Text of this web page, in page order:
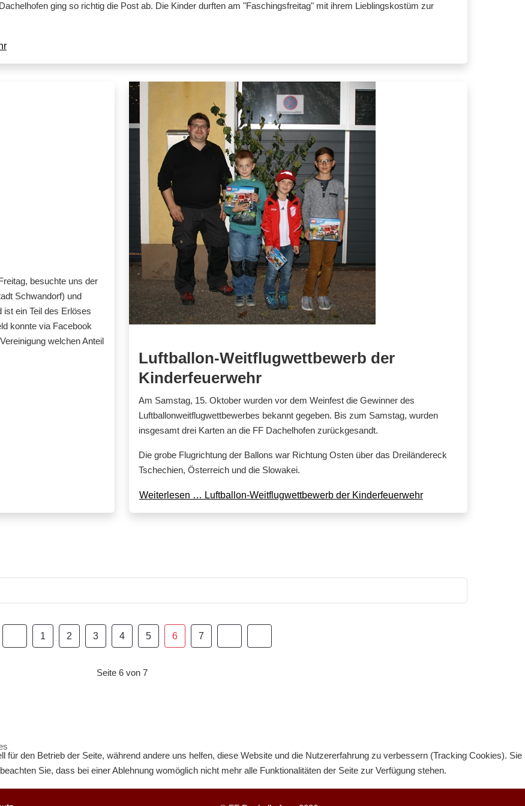
ging so richtig die Post ab. Die Kinder durften am "Faschingsfreitag" mit ihrem Lieblingskostüm zur
besuchte uns der
Schwandorf) und
ein Teil des Erlöses
konnte via Facebook
welchen Anteil
Luftballon-Weitflugwettbewerb der
Kinderfeuerwehr
Am Samstag, 15. Oktober wurden vor dem Weinfest die Gewinner des
Luftballonweitflugwettbewerbes bekannt gegeben. Bis zum Samstag, wurden
insgesamt drei Karten an die FF Dachelhofen zurückgesandt.
Die grobe Flugrichtung der Ballons war Richtung Osten über das Dreiländereck
Tschechien, Österreich und die Slowakei.
Weiterlesen … Luftballon-Weitflugwettbewerb der Kinderfeuerwehr
1 2 3 4 5 6 7
Seite 6 von 7
den Betrieb der Seite, während andere uns helfen, diese Website und die Nutzererfahrung zu verbessern (Tracking Cookies). Sie
Sie, dass bei einer Ablehnung womöglich nicht mehr alle Funktionalitäten der Seite zur Verfügung stehen.